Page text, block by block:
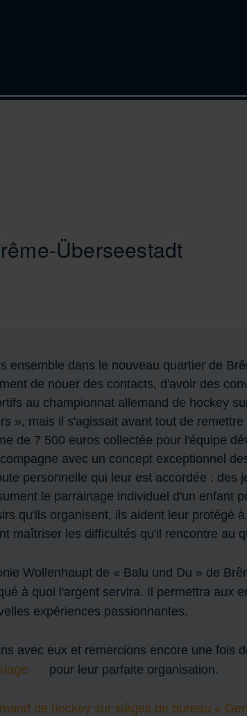
Überseestadt
ensemble dans le nouveau quartier de
de nouer des contacts, d'avoir des
au championnat allemand de hockey
», mais il s'agissait avant tout de
de 7 500 euros collectée pour l'équipe
avec un concept exceptionnel
personnelle qui leur est accordée : des
le parrainage individuel d'un enfant
qu'ils organisent, ils aident leur protégé
maîtriser les difficultés qu'il rencontre au
Wollenhaupt de « Balu und Du » de
à quoi l'argent servira. Il permettra aux
expériences passionnantes.
avec eux et remercions encore une fois
pour leur parfaite organisation.
de hockey sur sièges de bureau «